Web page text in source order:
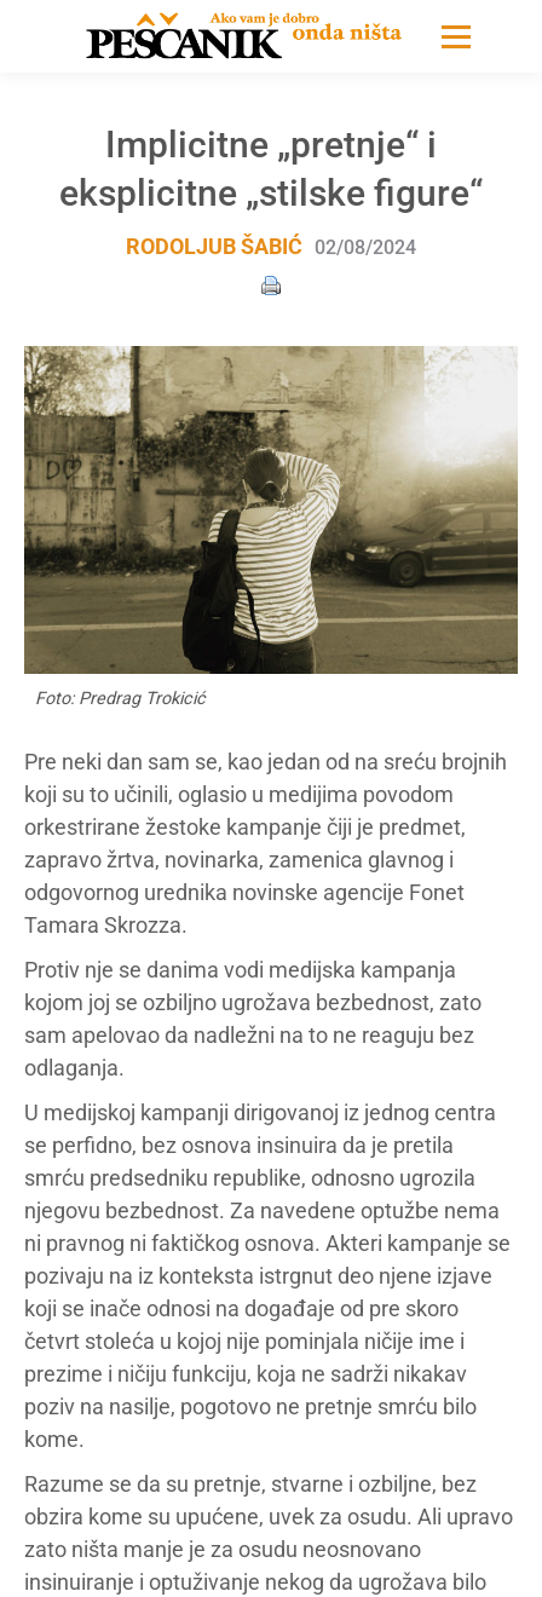
Implicitne „pretnje“ i
eksplicitne „stilske figure“
RODOLJUB ŠABIĆ 02/08/2024
Foto: Predrag Trokicić
Pre neki dan sam se, kao jedan od na sreću brojnih
koji su to učinili, oglasio u medijima povodom
orkestrirane žestoke kampanje čiji je predmet,
zapravo žrtva, novinarka, zamenica glavnog i
odgovornog urednika novinske agencije Fonet
Tamara Skrozza.
Protiv nje se danima vodi medijska kampanja
kojom joj se ozbiljno ugrožava bezbednost, zato
sam apelovao da nadležni na to ne reaguju bez
odlaganja.
U medijskoj kampanji dirigovanoj iz jednog centra
se perfidno, bez osnova insinuira da je pretila
smrću predsedniku republike, odnosno ugrozila
njegovu bezbednost. Za navedene optužbe nema
ni pravnog ni faktičkog osnova. Akteri kampanje se
pozivaju na iz konteksta istrgnut deo njene izjave
koji se inače odnosi na događaje od pre skoro
četvrt stoleća u kojoj nije pominjala ničije ime i
prezime i ničiju funkciju, koja ne sadrži nikakav
poziv na nasilje, pogotovo ne pretnje smrću bilo
kome.
Razume se da su pretnje, stvarne i ozbiljne, bez
obzira kome su upućene, uvek za osudu. Ali upravo
zato ništa manje je za osudu neosnovano
insinuiranje i optuživanje nekog da ugrožava bilo